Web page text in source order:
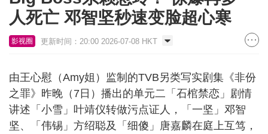
人死亡 邓智坚秒速变脸超心寒
影视圈 更新时间：20:00 2026-07-08 HKT
由王心慰（Amy姐）监制的TVB另类写实剧集《非份
之罪》昨晚（7日）播出的单元二「石棺禁恋」剧情
讲述「小雪」叶靖仪转做污点证人，「一坚」邓智
坚、「伟锡」方绍聪及「细傻」唐嘉麟在庭上互笃，